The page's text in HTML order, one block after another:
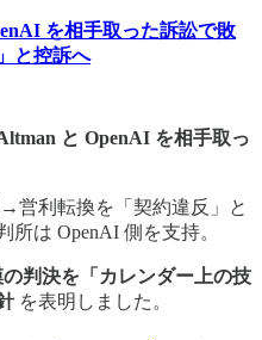
を相手取った訴訟で敗
と控訴へ
と OpenAI を相手取っ
営利転換を「契約違反」と
は OpenAI 側を支持。
の判決を「カレンダー上の技
を表明しました。